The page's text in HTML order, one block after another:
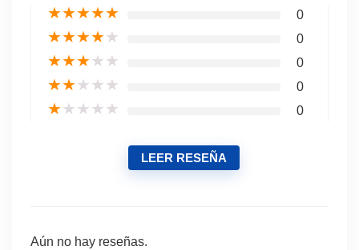
★★★★★ 0
★★★★★ 0
★★★★★ 0
★★★★★ 0
★★★★★ 0
LEER RESEÑA
Aún no hay reseñas.